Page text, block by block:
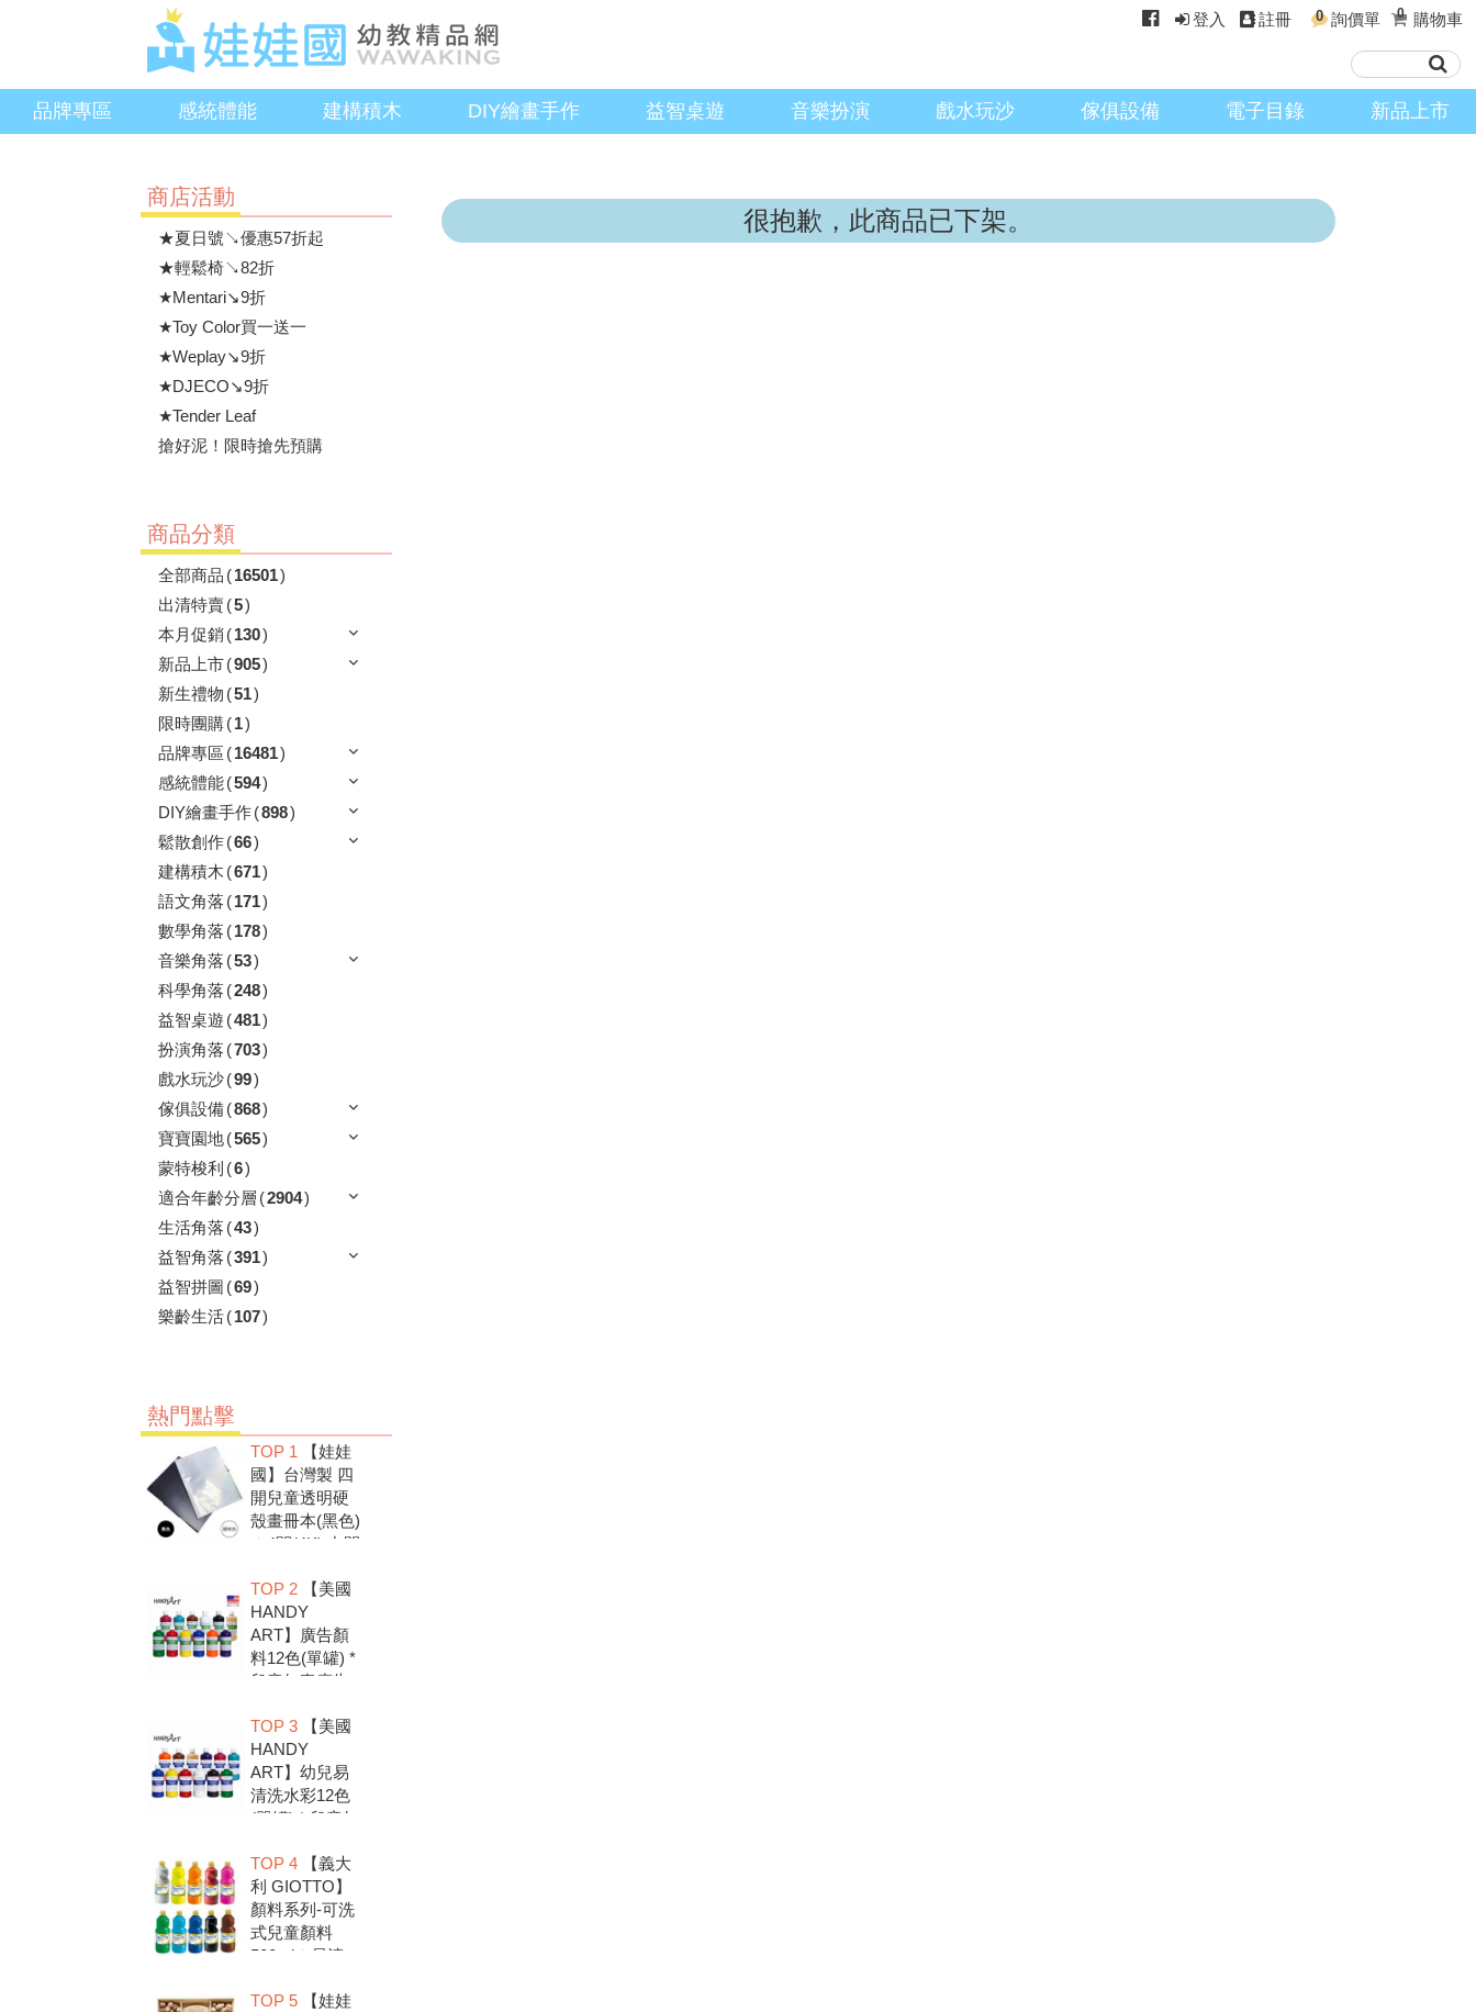
登入 註冊 0 詢價單 0 購物車
品牌專區 感統體能 建構積木 DIY繪畫手作 益智桌遊 音樂扮演 戲水玩沙 傢俱設備 電子目錄 新品上市
商店活動
★夏日號↘優惠57折起
★輕鬆椅↘82折
★Mentari↘9折
★Toy Color買一送一
★Weplay↘9折
★DJECO↘9折
★Tender Leaf
搶好泥！限時搶先預購
商品分類
全部商品 (16501)
出清特賣(5)
本月促銷(130)
新品上市(905)
新生禮物 (51)
限時團購(1)
品牌專區 (16481)
感統體能(594)
DIY繪畫手作(898)
鬆散創作(66)
建構積木 (671)
語文角落 (171)
數學角落 (178)
音樂角落 (53)
科學角落 (248)
益智桌遊 (481)
扮演角落 (703)
戲水玩沙(99)
傢俱設備(868)
寶寶園地(565)
蒙特梭利 (6)
適合年齡分層 (2904)
生活角落 (43)
益智角落 (391)
益智拼圖 (69)
樂齡生活(107)
熱門點擊
TOP 1 【娃娃
國】台灣製 四
開兒童透明硬
殼畫冊本(黑色)
＊4開(4K).中間
扣.資料袋.圖畫
紙收集冊.收納
冊
TOP 2【美國
HANDY
ART】廣告顏
料12色(單罐) *
兒童無毒廣告
放心，彩繪DIY
超有趣
TOP 3【美國
HANDY
ART】幼兒易
清洗水彩12色
(單罐) * 兒童無
安全好放心，
彩繪DIY超有趣
TOP 4【義大
利 GIOTTO】
顏料系列-可洗
式兒童顏料
500ml＊易清
童美勞.親子部
TOP 5【娃娃
很抱歉，此商品已下架。